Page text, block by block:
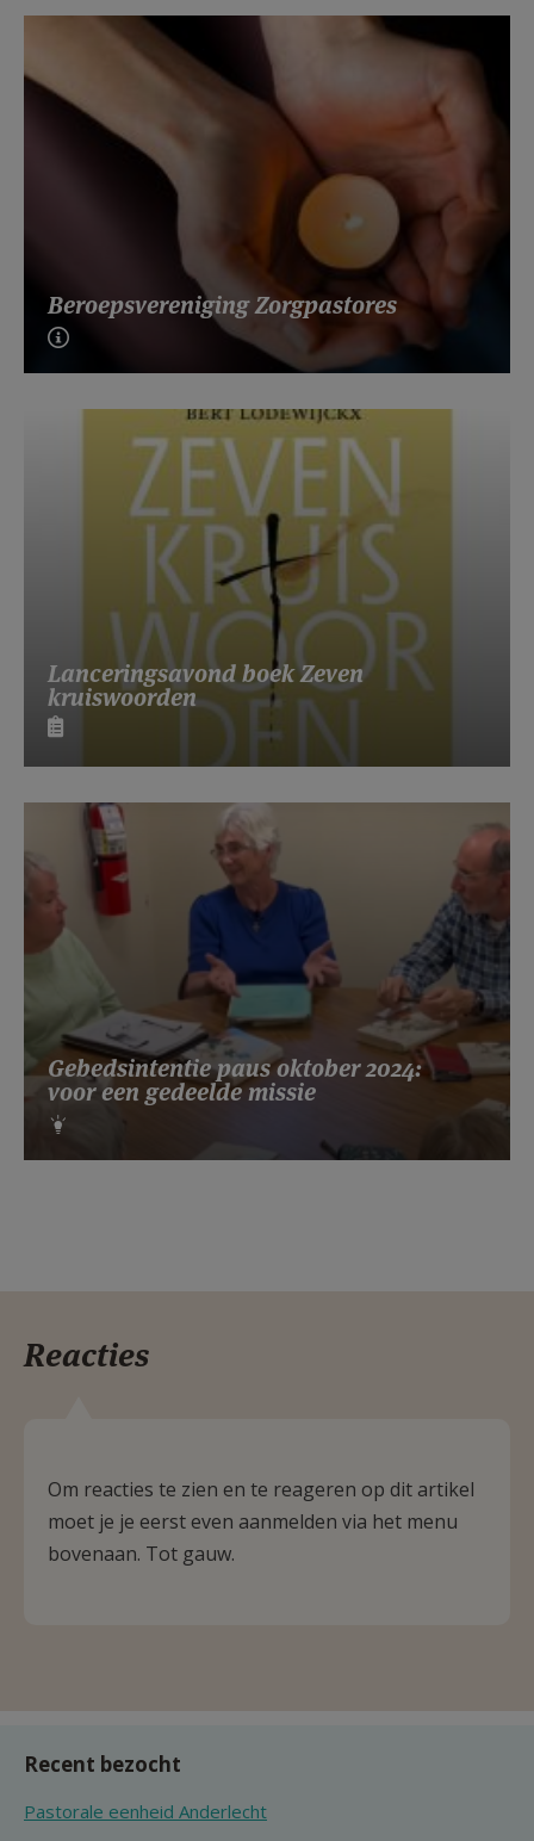
Beroepsvereniging Zorgpastores
Lanceringsavond boek Zeven
kruiswoorden
Gebedsintentie paus oktober 2024:
voor een gedeelde missie
Reacties
Om reacties te zien en te reageren op dit artikel
moet je je eerst even aanmelden via het menu
bovenaan. Tot gauw.
Recent bezocht
Pastorale eenheid Anderlecht